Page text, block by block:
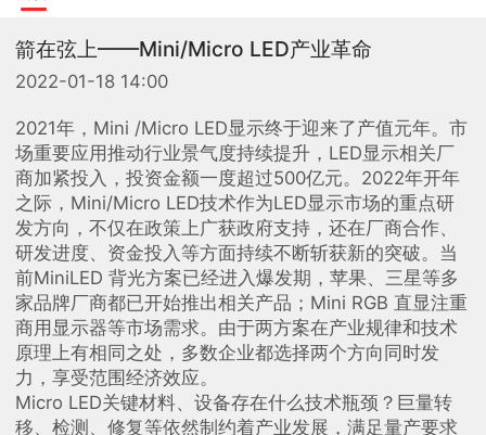
箭在弦上——Mini/Micro LED产业革命
2022-01-18 14:00
2021年，Mini /Micro LED显示终于迎来了产值元年。市
场重要应用推动行业景气度持续提升，LED显示相关厂
商加紧投入，投资金额一度超过500亿元。2022年开年
之际，Mini/Micro LED技术作为LED显示市场的重点研
发方向，不仅在政策上广获政府支持，还在厂商合作、
研发进度、资金投入等方面持续不断斩获新的突破。当
前MiniLED 背光方案已经进入爆发期，苹果、三星等多
家品牌厂商都已开始推出相关产品；Mini RGB 直显注重
商用显示器等市场需求。由于两方案在产业规律和技术
原理上有相同之处，多数企业都选择两个方向同时发
力，享受范围经济效应。
Micro LED关键材料、设备存在什么技术瓶颈？巨量转
移、检测、修复等依然制约着产业发展，满足量产要求